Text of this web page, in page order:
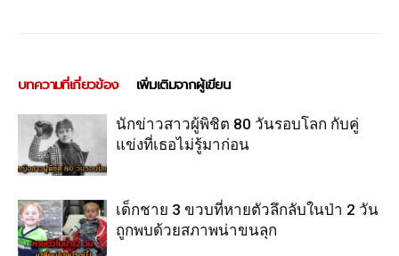
บทความที่เกี่ยวข้อง เพิ่มเติมจากผู้เขียน
นักข่าวสาวผู้พิชิต 80 วันรอบโลก กับคู่
แข่งที่เธอไม่รู้มาก่อน
เด็กชาย 3 ขวบที่หายตัวลึกลับในป่า 2 วัน
ถูกพบด้วยสภาพน่าขนลุก